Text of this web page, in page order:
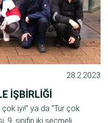
28.2.2023
IŞBIRLIĞI
çok iyi!" ya da "Tur çok
9. sınıfın iki seçmeli